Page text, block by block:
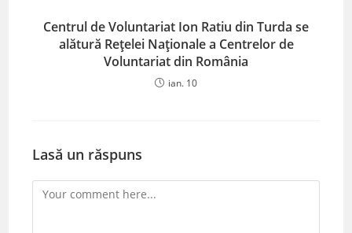
Centrul de Voluntariat Ion Ratiu din Turda se
alătură Rețelei Naționale a Centrelor de
Voluntariat din România
ian. 10
Lasă un răspuns
Comment